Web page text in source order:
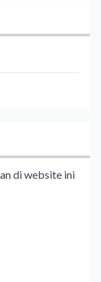
di website ini